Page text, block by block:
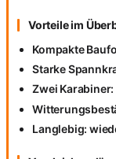
Vorteile im
Kompakte
Starke
Zwei
Langlebig: